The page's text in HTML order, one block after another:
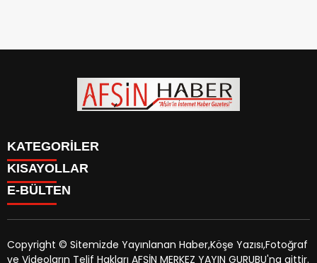
KATEGORİLER
SİYASET
EĞİTİM
MAGAZİN
MANŞETLER
KISAYOLLAR
SİYASET
EĞİTİM
KÜLTÜR SANAT
E-BÜLTEN
Copyright © Sitemizde Yayınlanan Haber,Köşe Yazısı,Fotoğraf
ve Videoların Telif Hakları AFŞİN MERKEZ YAYIN GURUBU'na aittir.